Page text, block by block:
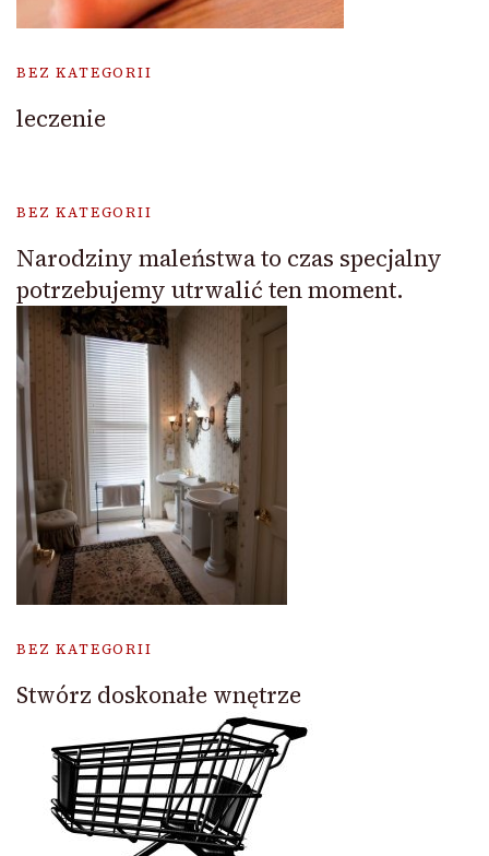
BEZ KATEGORII
leczenie
BEZ KATEGORII
Narodziny maleństwa to czas specjalny
potrzebujemy utrwalić ten moment.
BEZ KATEGORII
Stwórz doskonałe wnętrze